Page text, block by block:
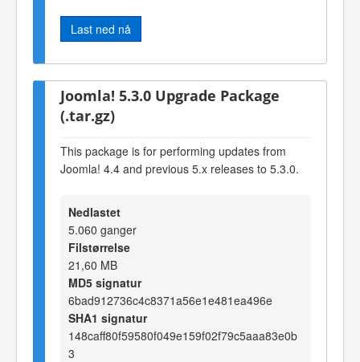
Last ned nå
Joomla! 5.3.0 Upgrade Package
(.tar.gz)
This package is for performing updates from
Joomla! 4.4 and previous 5.x releases to 5.3.0.
Nedlastet
5.060 ganger
Filstørrelse
21,60 MB
MD5 signatur
6bad912736c4c8371a56e1e481ea496e
SHA1 signatur
148caff80f59580f049e159f02f79c5aaa83e0b
3